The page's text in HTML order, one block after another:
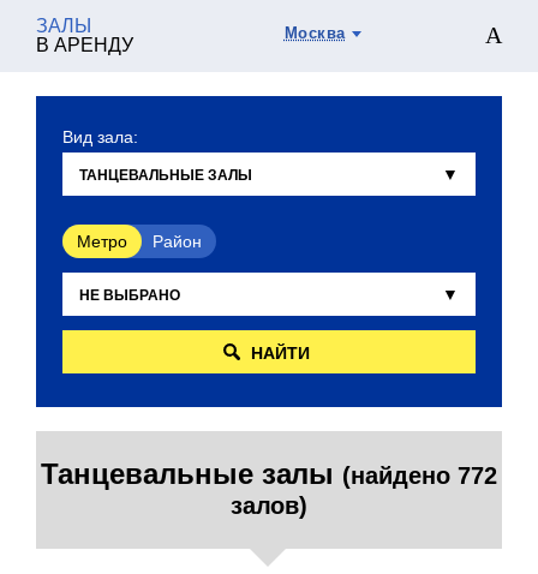
ЗАЛЫ
В АРЕНДУ
Москва
Вид зала:
Метро Район
НАЙТИ
Танцевальные залы (найдено 772
залов)